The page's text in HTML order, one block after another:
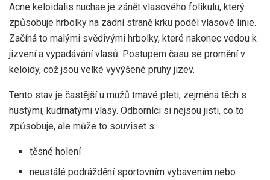
Acne keloidalis nuchae je zánět vlasového folikulu, který
způsobuje hrbolky na zadní straně krku podél vlasové linie.
Začíná to malými svědivými hrbolky, které nakonec vedou k
jizvení a vypadávání vlasů. Postupem času se promění v
keloidy, což jsou velké vyvýšené pruhy jizev.
Tento stav je častější u mužů tmavé pleti, zejména těch s
hustými, kudrnatými vlasy. Odborníci si nejsou jisti, co to
způsobuje, ale může to souviset s:
těsné holení
neustálé podráždění sportovním vybavením nebo